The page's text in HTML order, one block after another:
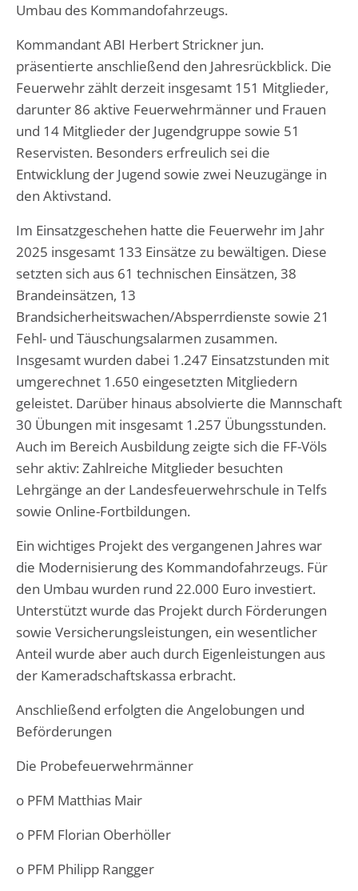
Umbau des Kommandofahrzeugs.
Kommandant ABI Herbert Strickner jun.
präsentierte anschließend den Jahresrückblick. Die
Feuerwehr zählt derzeit insgesamt 151 Mitglieder,
darunter 86 aktive Feuerwehrmänner und Frauen
und 14 Mitglieder der Jugendgruppe sowie 51
Reservisten. Besonders erfreulich sei die
Entwicklung der Jugend sowie zwei Neuzugänge in
den Aktivstand.
Im Einsatzgeschehen hatte die Feuerwehr im Jahr
2025 insgesamt 133 Einsätze zu bewältigen. Diese
setzten sich aus 61 technischen Einsätzen, 38
Brandeinsätzen, 13
Brandsicherheitswachen/Absperrdienste sowie 21
Fehl- und Täuschungsalarmen zusammen.
Insgesamt wurden dabei 1.247 Einsatzstunden mit
umgerechnet 1.650 eingesetzten Mitgliedern
geleistet. Darüber hinaus absolvierte die Mannschaft
30 Übungen mit insgesamt 1.257 Übungsstunden.
Auch im Bereich Ausbildung zeigte sich die FF-Völs
sehr aktiv: Zahlreiche Mitglieder besuchten
Lehrgänge an der Landesfeuerwehrschule in Telfs
sowie Online-Fortbildungen.
Ein wichtiges Projekt des vergangenen Jahres war
die Modernisierung des Kommandofahrzeugs. Für
den Umbau wurden rund 22.000 Euro investiert.
Unterstützt wurde das Projekt durch Förderungen
sowie Versicherungsleistungen, ein wesentlicher
Anteil wurde aber auch durch Eigenleistungen aus
der Kameradschaftskassa erbracht.
Anschließend erfolgten die Angelobungen und
Beförderungen
Die Probefeuerwehrmänner
o PFM Matthias Mair
o PFM Florian Oberhöller
o PFM Philipp Rangger